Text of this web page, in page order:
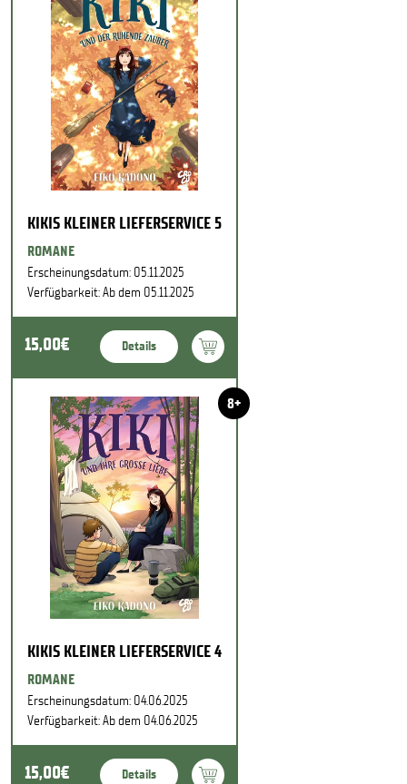
KIKIS KLEINER LIEFERSERVICE 5
ROMANE
Erscheinungsdatum: 05.11.2025
Verfügbarkeit: Ab dem 05.11.2025
15,00€ Details
8+
KIKIS KLEINER LIEFERSERVICE 4
ROMANE
Erscheinungsdatum: 04.06.2025
Verfügbarkeit: Ab dem 04.06.2025
15,00€ Details